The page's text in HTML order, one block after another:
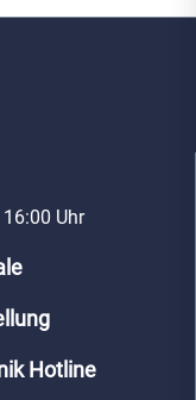
Uhr
Hotline